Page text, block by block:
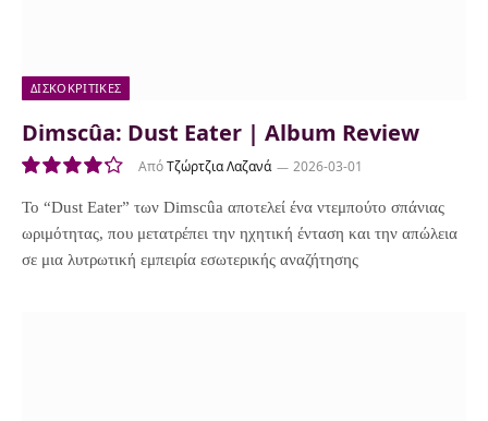
ΔΙΣΚΟΚΡΙΤΙΚΈΣ
Dimscûa: Dust Eater | Album Review
8.5
ΑπόΤζώρτζια Λαζανά 2026-03-01
Το “Dust Eater” των Dimscûa αποτελεί ένα ντεμπούτο σπάνιας
ωριμότητας, που μετατρέπει την ηχητική ένταση και την απώλεια
σε μια λυτρωτική εμπειρία εσωτερικής αναζήτησης